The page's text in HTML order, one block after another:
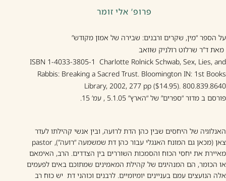
פרופ’ אלי זומר
על הספר “מין, שקרים ורבנים: שבירה של אמון מקודש”
מאת ד”ר שרלוט רולניק שוואב
ISBN 1-4033-3805-1 Charlotte Rolnick Schwab, Sex, Lies, and
Rabbis: Breaking a Sacred Trust. Bloomington IN: 1st Books
Library, 2002, 277 pp ($14.95). 800.839.8640
פורסם ב מדור “ספרים” של “הארץ” 5.1.05 , עמ’ 15.
האנלוגיה של היחסים שבין כהן הדת לרועה, ובין אנשי קהילתו לעדר
צאן (מכאן גם המונח האנגלי עבור כהן דת
pastor שמשמעה “רועה”),
מאיירת את יחסי הכוח והסמכות השוררים בין הצדדים. הרב, האימאם
או הכומר, הם המנהיגים של קהילת המאמינים שמתוכם באים לפעמים
אלה הנועצים עמם בעניינים יומיומיים. לרבנים וכוהני דת יש כוח רב